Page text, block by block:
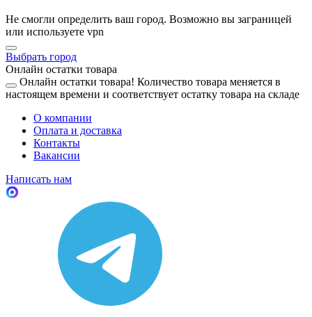
Не смогли определить ваш город. Возможно вы заграницей
или используете vpn
Выбрать город
Онлайн остатки товара
Онлайн остатки товара! Количество товара меняется в
настоящем времени и соответствует остатку товара на складе
О компании
Оплата и доставка
Контакты
Вакансии
Написать нам